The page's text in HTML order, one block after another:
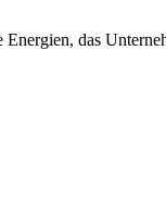
das